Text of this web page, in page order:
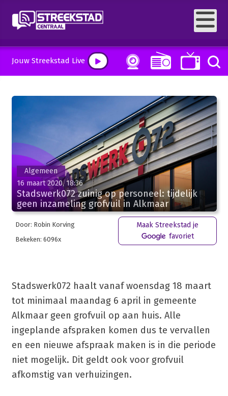
Jouw Streekstad Live
Algemeen
16 maart 2020, 18:36
Stadswerk072 zuinig op personeel: tijdelijk
geen inzameling grofvuil in Alkmaar
Door: Robin Korving
Bekeken: 6096x
Maak Streekstad je
favoriet
Stadswerk072 haalt vanaf woensdag 18 maart
tot minimaal maandag 6 april in gemeente
Alkmaar geen grofvuil op aan huis. Alle
ingeplande afspraken komen dus te vervallen
en een nieuwe afspraak maken is in die periode
niet mogelijk. Dit geldt ook voor grofvuil
afkomstig van verhuizingen.